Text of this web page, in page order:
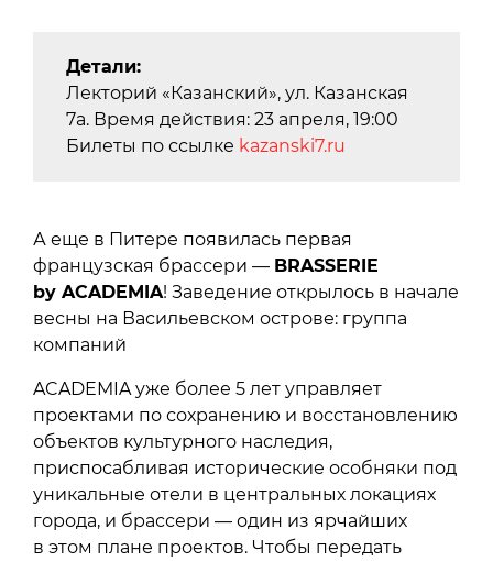
Детали:
Лекторий «Казанский», ул. Казанская
7а. Время действия: 23 апреля, 19:00
Билеты по ссылке kazanski7.ru
А еще в Питере появилась первая
французская брассери — BRASSERIE
by ACADEMIA! Заведение открылось в начале
весны на Васильевском острове: группа
компаний
ACADEMIA уже более 5 лет управляет
проектами по сохранению и восстановлению
объектов культурного наследия,
приспосабливая исторические особняки под
уникальные отели в центральных локациях
города, и брассери — один из ярчайших
в этом плане проектов. Чтобы передать